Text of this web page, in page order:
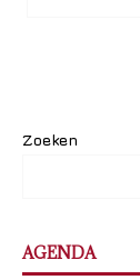
Zoeken
AGENDA